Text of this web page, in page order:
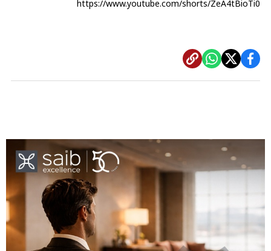
https://www.youtube.com/shorts/ZeA4tBioTi0